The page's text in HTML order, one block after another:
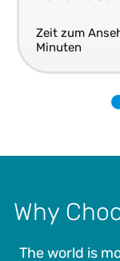
Zeit zum
Minuten
Why
The world is